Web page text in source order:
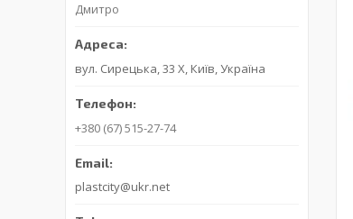
Дмитро
вул. Сирецька, 33 Х, Київ, Україна
+380 (67) 515-27-74
plastcity@ukr.net